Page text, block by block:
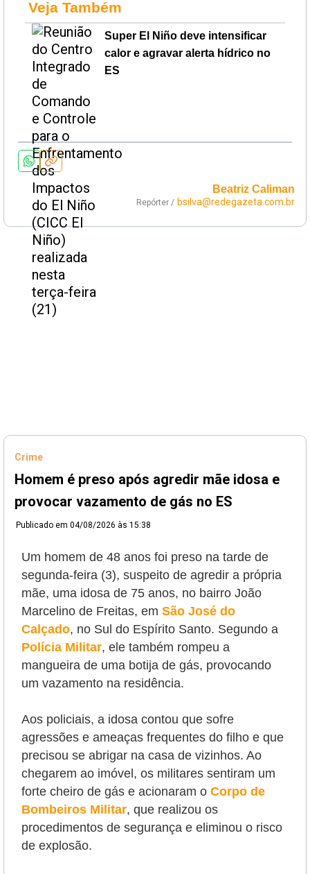
Veja Também
Super El Niño deve intensificar
calor e agravar alerta hídrico no
ES
Beatriz Caliman
Repórter / bsilva@redegazeta.com.br
Crime
Homem é preso após agredir mãe idosa e
provocar vazamento de gás no ES
Publicado em 04/08/2026 às 15:38
Um homem de 48 anos foi preso na tarde de
segunda-feira (3), suspeito de agredir a própria
mãe, uma idosa de 75 anos, no bairro João
Marcelino de Freitas, em São José do
Calçado, no Sul do Espírito Santo. Segundo a
Polícia Militar, ele também rompeu a
mangueira de uma botija de gás, provocando
um vazamento na residência.
Aos policiais, a idosa contou que sofre
agressões e ameaças frequentes do filho e que
precisou se abrigar na casa de vizinhos. Ao
chegarem ao imóvel, os militares sentiram um
forte cheiro de gás e acionaram o Corpo de
Bombeiros Militar, que realizou os
procedimentos de segurança e eliminou o risco
de explosão.